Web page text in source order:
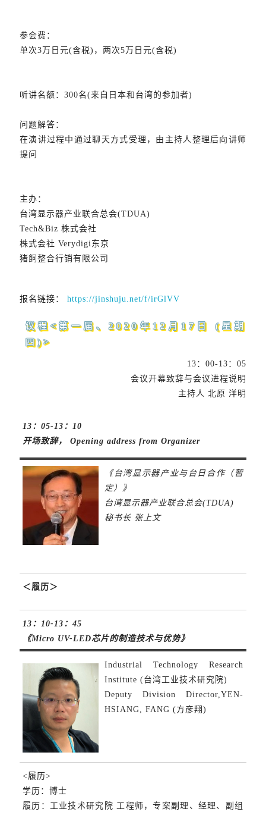
参会费：
单次3万日元(含税)，两次5万日元(含税)
听讲名额：300名(来自日本和台湾的参加者)
问题解答：
在演讲过程中通过聊天方式受理，由主持人整理后向讲师
提问
主办：
台湾显示器产业联合总会(TDUA)
Tech&Biz 株式会社
株式会社 Verydigi东京
猪飼整合行销有限公司
报名链接： https://jinshuju.net/f/irGlVV
议程<第一届、2020年12月17日 (星期
四)>
13：00-13：05
会议开幕致辞与会议进程说明
主持人 北原 洋明
13：05-13：10
开场致辞， Opening address from Organizer
《台湾显示器产业与台日合作（暂
定）》
台湾显示器产业联合总会(TDUA)
秘书长 张上文
＜履历＞
13：10-13：45
《Micro UV-LED芯片的制造技术与优势》
Industrial Technology Research
Institute (台湾工业技术研究院)
Deputy Division Director,YEN-
HSIANG, FANG (方彦翔)
<履历>
学历：博士
履历：工业技术研究院 工程师，专案副理、经理、副组